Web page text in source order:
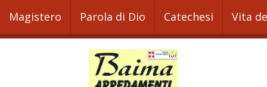
Magistero Parola di Dio Catechesi Vita